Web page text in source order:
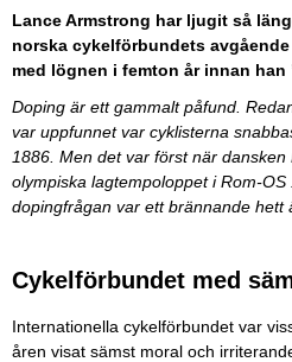
Lance Armstrong har ljugit så
norska cykelförbundets
med lögnen i femton år innan han
Doping är ett gammalt påfund.
var uppfunnet var cyklisterna
1886. Men det var först när
olympiska lagtempoloppet i Rom-
dopingfrågan var ett brännande hett
Cykelförbundet med
Internationella cykelförbundet var
åren visat sämst moral och